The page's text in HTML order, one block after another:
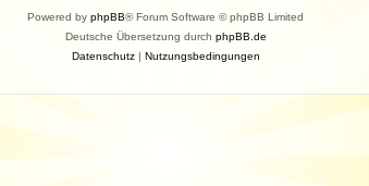
Powered by phpBB® Forum Software © phpBB Limited
Deutsche Übersetzung durch phpBB.de
Datenschutz| Nutzungsbedingungen